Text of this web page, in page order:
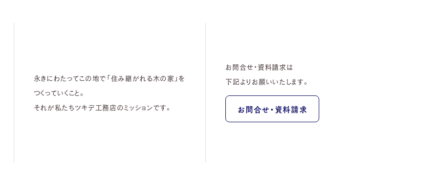
永きにわたってこの地で「住み継がれる木の家」を
つくっていくこと。
それが私たちツキデ工務店のミッションです。
お問合せ・資料請求は
下記よりお願いいたします。
お問合せ・資料請求